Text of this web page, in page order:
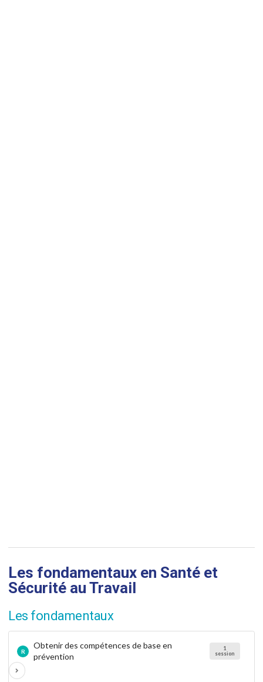
Les fondamentaux en Santé et
Sécurité au Travail
Les fondamentaux
R
Obtenir des compétences de base en
prévention
1
session